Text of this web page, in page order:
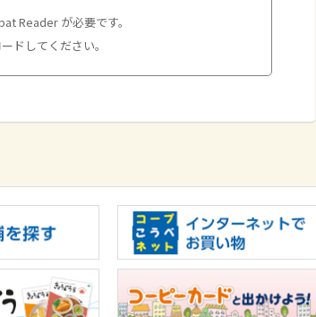
Reader が必要です。
ドしてください。